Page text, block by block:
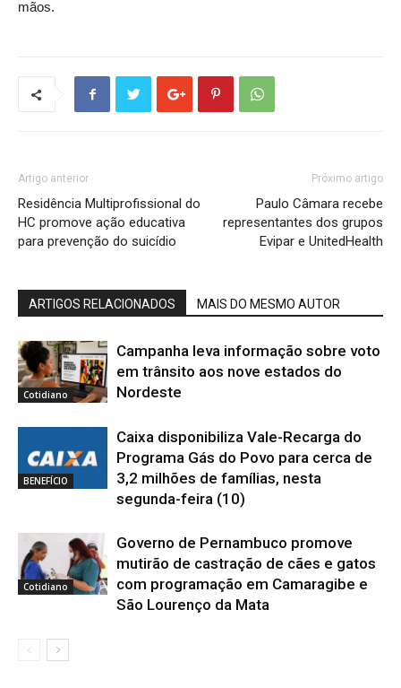
mãos.
Artigo anterior
Residência Multiprofissional do
HC promove ação educativa
para prevenção do suicídio
Próximo artigo
Paulo Câmara recebe
representantes dos grupos
Evipar e UnitedHealth
ARTIGOS RELACIONADOS MAIS DO MESMO AUTOR
Cotidiano
Campanha leva informação sobre voto
em trânsito aos nove estados do
Nordeste
BENEFÍCIO
Caixa disponibiliza Vale-Recarga do
Programa Gás do Povo para cerca de
3,2 milhões de famílias, nesta
segunda-feira (10)
Cotidiano
Governo de Pernambuco promove
mutirão de castração de cães e gatos
com programação em Camaragibe e
São Lourenço da Mata